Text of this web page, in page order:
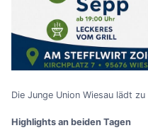
Die Junge Union Wiesau lädt
Highlights an beiden Tagen